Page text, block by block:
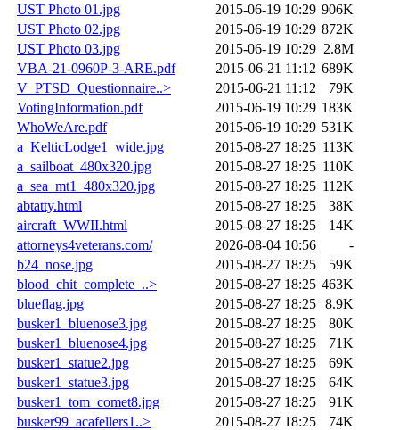
UST Photo 01.jpg
2015-06-19 10:29 906K
UST Photo 02.jpg
2015-06-19 10:29 872K
UST Photo 03.jpg
2015-06-19 10:29 2.8M
VBA-21-0960P-3-ARE.pdf
2015-06-21 11:12 689K
V_PTSD_Questionnaire..>
2015-06-21 11:12
79K
VotingInformation.pdf
2015-06-19 10:29 183K
WhoWeAre.pdf
2015-06-19 10:29 531K
a_KelticLodge1_wide.jpg
2015-08-27 18:25 113K
a_sailboat_480x320.jpg
2015-08-27 18:25 110K
a_sea_mt1_480x320.jpg
2015-08-27 18:25 112K
abtatty.html
2015-08-27 18:25
38K
aircraft_WWII.html
2015-08-27 18:25
14K
attorneys4veterans.com/
2026-08-04 10:56
-
b24_nose.jpg
2015-08-27 18:25
59K
blood_chit_complete_..>
2015-08-27 18:25 463K
blueflag.jpg
2015-08-27 18:25 8.9K
busker1_bluenose3.jpg
2015-08-27 18:25
80K
busker1_bluenose4.jpg
2015-08-27 18:25
71K
busker1_statue2.jpg
2015-08-27 18:25
69K
busker1_statue3.jpg
2015-08-27 18:25
64K
busker1_tom_comet8.jpg
2015-08-27 18:25
91K
busker99_acafellers1..>
2015-08-27 18:25
74K